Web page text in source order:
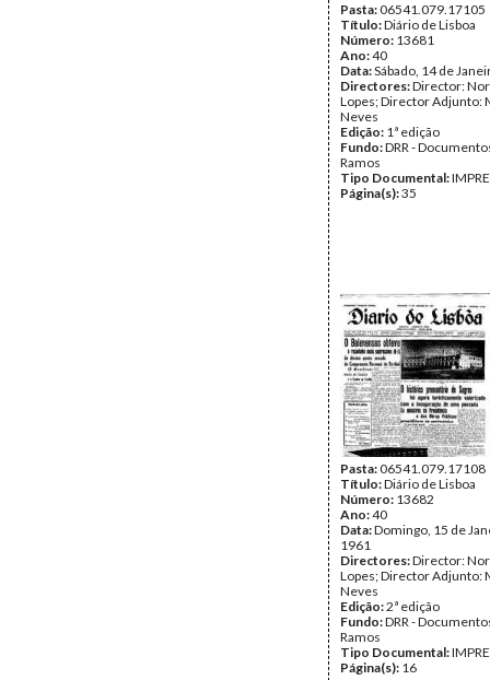
Pasta:06541.079.17105
Título:Diário de Lisboa
Número: 13681
Ano:40
Data:Sábado, 14 de
Directores:Director:
Lopes; Director Adjunto:
Neves
Edição: 1ª edição
Fundo:DRR -
Ramos
Tipo Documental:
Página(s):35
Pasta:06541.079.17108
Título:Diário de Lisboa
Número: 13682
Ano:40
Data:Domingo, 15 de
1961
Directores:Director:
Lopes; Director Adjunto:
Neves
Edição:2ª edição
Fundo:DRR -
Ramos
Tipo Documental:
Página(s): 16